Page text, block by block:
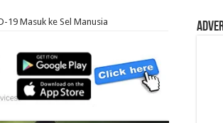
19 Masuk ke Sel Manusia